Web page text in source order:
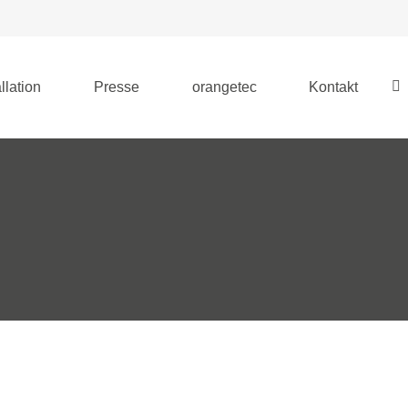
Presse orangetec Kontakt